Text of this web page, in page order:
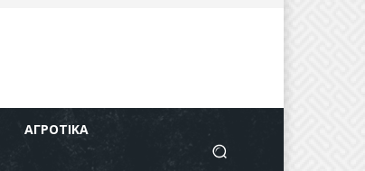
ΑΓΡΟΤΙΚΆ